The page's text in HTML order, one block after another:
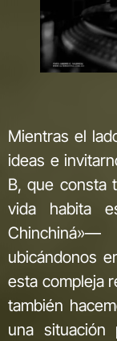
Mientras el
ideas e
B, que consta
vida habita
ubicándonos
esta compleja
también
una situación